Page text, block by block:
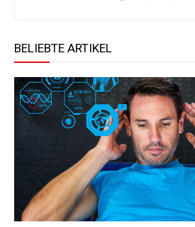
BELIEBTE ARTIKEL